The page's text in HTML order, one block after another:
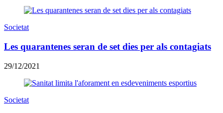
Societat
Les quarantenes seran de set dies per als contagiats
29/12/2021
Societat